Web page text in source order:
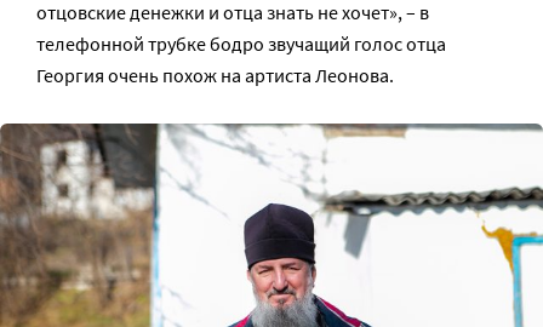
отцовские денежки и отца знать не хочет», – в
телефонной трубке бодро звучащий голос отца
Георгия очень похож на артиста Леонова.